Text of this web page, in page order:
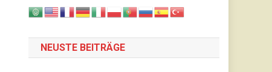
NEUSTE BEITRÄGE